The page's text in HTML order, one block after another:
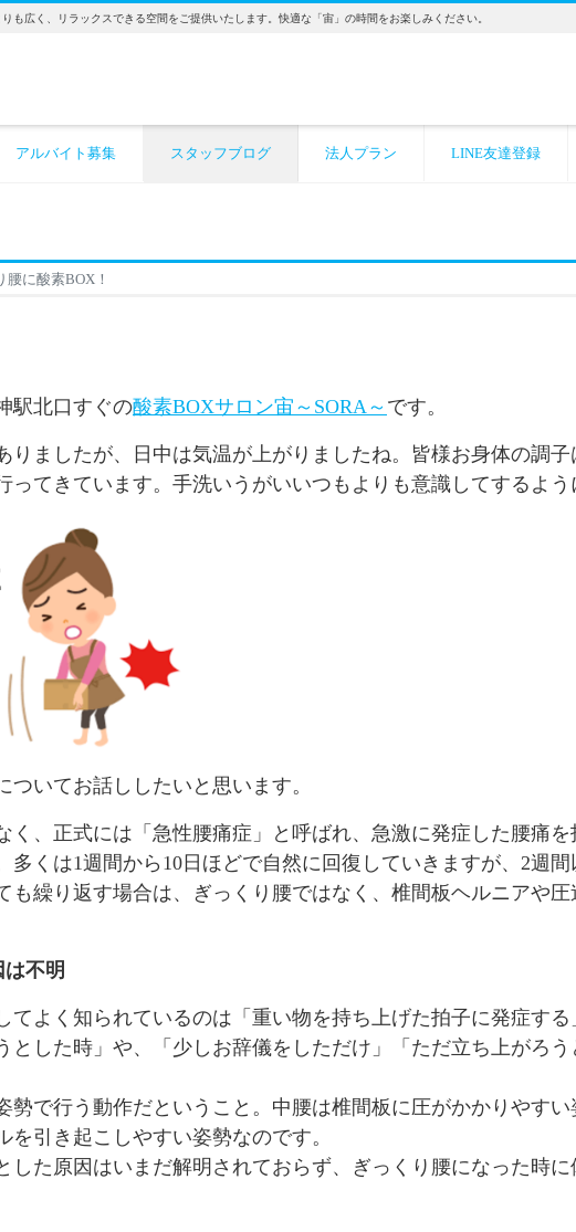
も広く、リラックスできる空間をご提供いたします。快適な「宙」の時間をお楽しみください。
アルバイト募集 スタッフブログ 法人プラン LINE友達登録
腰に酸素BOX！
駅北口すぐの酸素BOXサロン宙～SORA～ です。
りましたが、日中は気温が上がりましたね。皆様お身体の調子
ってきています。手洗いうがいいつもよりも意識してするよう
ついてお話ししたいと思います。
く、正式には「急性腰痛症」と呼ばれ、急激に発症した腰痛
多くは1週間から10日ほどで自然に回復していきますが、2週
も繰り返す場合は、ぎっくり腰ではなく、椎間板ヘルニアや
不明
てよく知られているのは「重い物を持ち上げた拍子に発症す
とした時」や、「少しお辞儀をしただけ」「ただ立ち上がろ
勢で行う動作だということ。中腰は椎間板に圧がかかりやす
引き起こしやすい姿勢なのです。
した原因はいまだ解明されておらず、ぎっくり腰になった時